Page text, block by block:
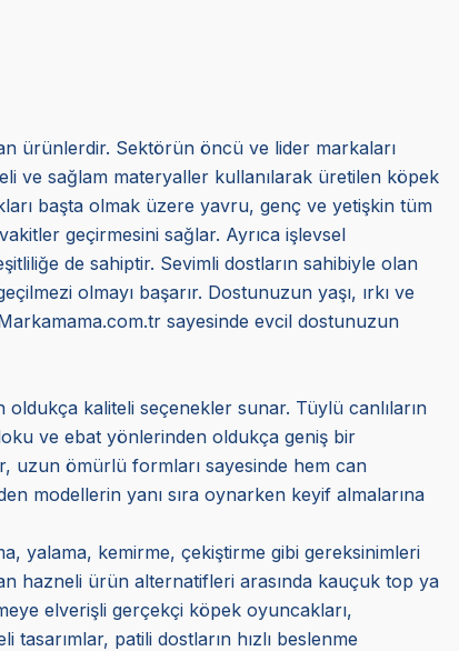
ürünlerdir. Sektörün öncü ve lider markaları
ve sağlam materyaller kullanılarak üretilen köpek
başta olmak üzere yavru, genç ve yetişkin tüm
geçirmesini sağlar. Ayrıca işlevsel
de sahiptir. Sevimli dostların sahibiyle olan
olmayı başarır. Dostunuzun yaşı, ırkı ve
sayesinde evcil dostunuzun
oldukça kaliteli seçenekler sunar. Tüylü canlıların
ve ebat yönlerinden oldukça geniş bir
uzun ömürlü formları sayesinde hem can
modellerin yanı sıra oynarken keyif almalarına
yalama, kemirme, çekiştirme gibi gereksinimleri
hazneli ürün alternatifleri arasında kauçuk top ya
elverişli gerçekçi köpek oyuncakları,
tasarımlar, patili dostların hızlı beslenme